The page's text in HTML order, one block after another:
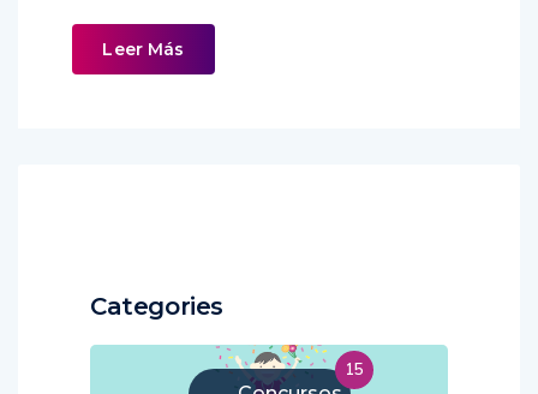
Leer Más
Categories
15